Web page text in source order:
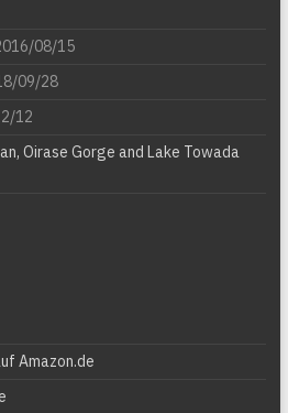
08/15
09/28
12
Oirase Gorge and Lake Towada
Amazon.de